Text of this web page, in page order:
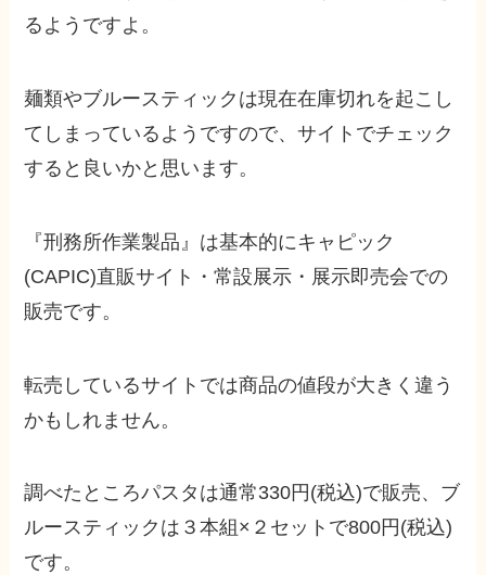
るようですよ。
麺類やブルースティックは現在在庫切れを起こし
てしまっているようですので、サイトでチェック
すると良いかと思います。
『刑務所作業製品』は基本的にキャピック
(CAPIC)直販サイト・常設展示・展示即売会での
販売です。
転売しているサイトでは商品の値段が大きく違う
かもしれません。
調べたところパスタは通常330円(税込)で販売、ブ
ルースティックは３本組×２セットで800円(税込)
です。